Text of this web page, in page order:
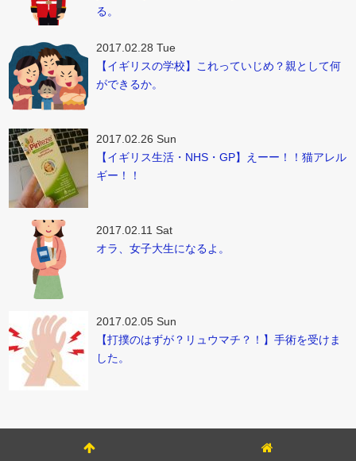
る。
2017.02.28 Tue
【イギリスの学校】これっていじめ？親として何
ができるか。
2017.02.26 Sun
【イギリス生活・NHS・GP】えーー！！猫アレル
ギー！！
2017.02.11 Sat
オラ、女子大生になるよ。
2017.02.05 Sun
【打撲のはずが？リュウマチ？！】手術を受けま
した。